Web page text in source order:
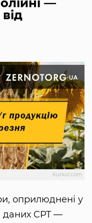
Kurkul.com
оприлюднені у
даних CPT —